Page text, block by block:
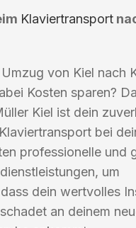
Klaviertransport
von Kiel nach
Kosten sparen?
Kiel ist dein
bei
professionelle und
um
dein wertvolles
an deinem